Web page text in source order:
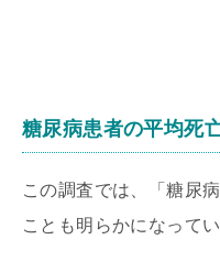
糖尿病患者の平均死
この調査では、「糖尿
ことも明らかになってい